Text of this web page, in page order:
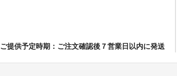
ご提供予定時期：ご注文確認後７営業日以内に発送